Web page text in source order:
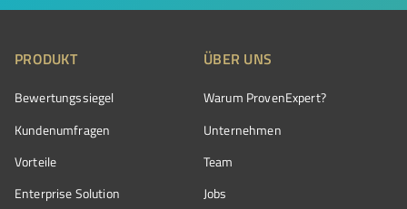
PRODUKT
Bewertungssiegel
Kundenumfragen
Vorteile
Enterprise Solution
ÜBER UNS
Warum ProvenExpert?
Unternehmen
Team
Jobs